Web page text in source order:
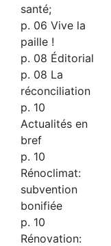
santé;
p. 06 Vive la
paille !
p. 08 Éditorial
p. 08 La
réconciliation
p. 10
Actualités en
bref
p. 10
Rénoclimat:
subvention
bonifiée
p. 10
Rénovation: